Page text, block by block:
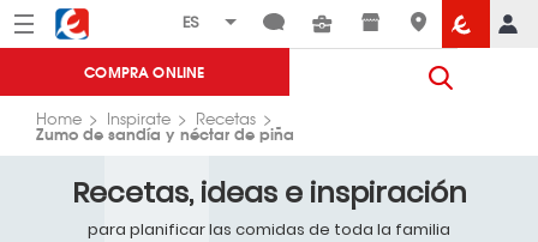
Menú Eroski
COMPRA ONLINE
Home Inspirate Recetas
Zumo de sandía y néctar de piña
Recetas, ideas e inspiración
para planificar las comidas de toda la familia